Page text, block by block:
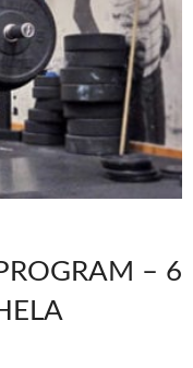
– 6